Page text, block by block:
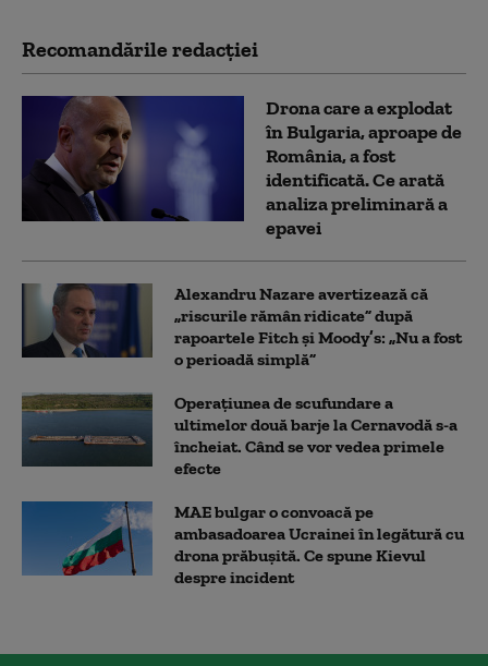
Recomandările redacţiei
Drona care a explodat
în Bulgaria, aproape de
România, a fost
identificată. Ce arată
analiza preliminară a
epavei
Alexandru Nazare avertizează că
„riscurile rămân ridicate” după
rapoartele Fitch și Moody’s: „Nu a fost
o perioadă simplă”
Operațiunea de scufundare a
ultimelor două barje la Cernavodă s-a
încheiat. Când se vor vedea primele
efecte
MAE bulgar o convoacă pe
ambasadoarea Ucrainei în legătură cu
drona prăbuşită. Ce spune Kievul
despre incident